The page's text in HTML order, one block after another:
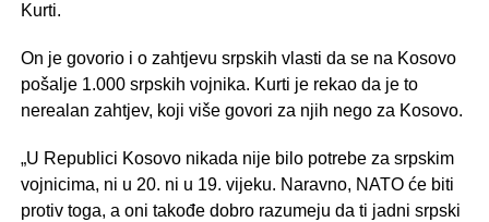
Kurti.
On je govorio i o zahtjevu srpskih vlasti da se na Kosovo
pošalje 1.000 srpskih vojnika. Kurti je rekao da je to
nerealan zahtjev, koji više govori za njih nego za Kosovo.
„U Republici Kosovo nikada nije bilo potrebe za srpskim
vojnicima, ni u 20. ni u 19. vijeku. Naravno, NATO će biti
protiv toga, a oni takođe dobro razumeju da ti jadni srpski